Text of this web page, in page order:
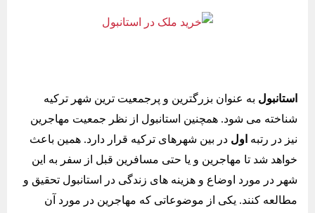
استانبول به عنوان بزرگترین و پرجمعیت ترین شهر ترکیه
شناخته می شود. همچنین استانبول از نظر جمعیت مهاجرین
نیز در رتبه اول در بین شهرهای ترکیه قرار دارد. همین باعث
خواهد شد تا مهاجرین و یا حتی مسافرین قبل از سفر به این
شهر در مورد اوضاع و هزینه های زندگی در استانبول تحقیق و
مطالعه کنند. یکی از موضوعاتی که مهاجرین در مورد آن